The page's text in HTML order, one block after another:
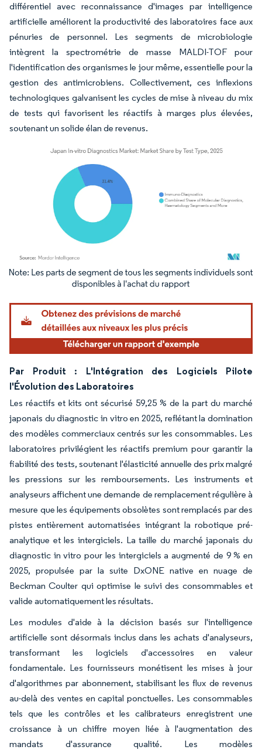
différentiel avec reconnaissance d'images par intelligence
artificielle améliorent la productivité des laboratoires face aux
pénuries de personnel. Les segments de microbiologie
intègrent la spectrométrie de masse MALDI-TOF pour
l'identification des organismes le jour même, essentielle pour la
gestion des antimicrobiens. Collectivement, ces inflexions
technologiques galvanisent les cycles de mise à niveau du mix
de tests qui favorisent les réactifs à marges plus élevées,
soutenant un solide élan de revenus.
Image © Mordor Intelligence. La réutilisation nécessite une attribution sous CC BY
Par Produit : L'Intégration des Logiciels Pilote
l'Évolution des Laboratoires
Les réactifs et kits ont sécurisé 59,25 % de la part du marché
japonais du diagnostic in vitro en 2025, reflétant la domination
des modèles commerciaux centrés sur les consommables. Les
laboratoires privilégient les réactifs premium pour garantir la
fiabilité des tests, soutenant l'élasticité annuelle des prix malgré
les pressions sur les remboursements. Les instruments et
analyseurs affichent une demande de remplacement régulière à
mesure que les équipements obsolètes sont remplacés par des
pistes entièrement automatisées intégrant la robotique pré-
analytique et les intergiciels. La taille du marché japonais du
diagnostic in vitro pour les intergiciels a augmenté de 9 % en
2025, propulsée par la suite DxONE native en nuage de
Beckman Coulter qui optimise le suivi des consommables et
valide automatiquement les résultats.
Les modules d'aide à la décision basés sur l'intelligence
artificielle sont désormais inclus dans les achats d'analyseurs,
transformant les logiciels d'accessoires en valeur
fondamentale. Les fournisseurs monétisent les mises à jour
d'algorithmes par abonnement, stabilisant les flux de revenus
au-delà des ventes en capital ponctuelles. Les consommables
tels que les contrôles et les calibrateurs enregistrent une
croissance à un chiffre moyen liée à l'augmentation des
mandats d'assurance qualité. Les modèles